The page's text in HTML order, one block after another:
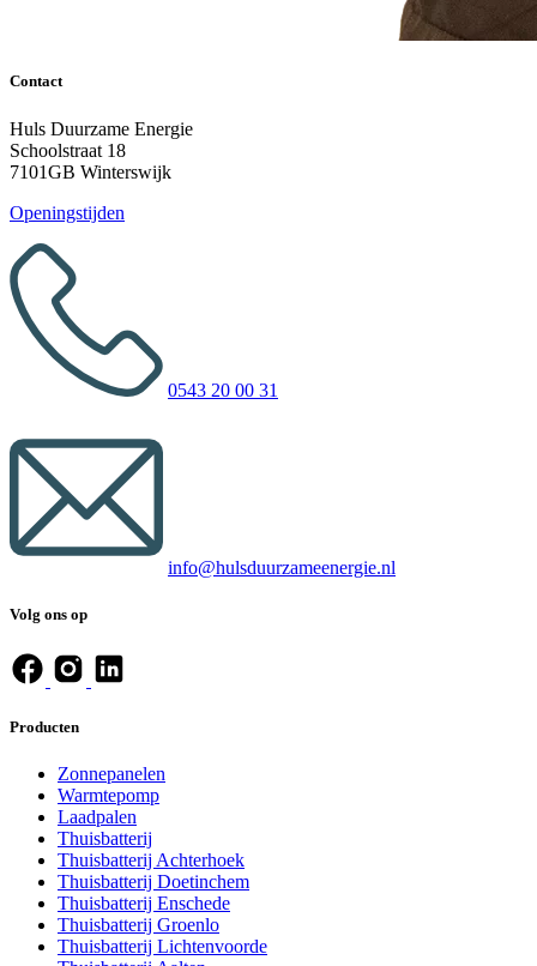
Contact
Huls Duurzame Energie
Schoolstraat 18
7101GB Winterswijk
Openingstijden
0543 20 00 31
info@hulsduurzameenergie.nl
Volg on​s op
Producten
Zonnepanelen
Warmtepomp
Laadpalen
Thuisbatterij
Thuisbatterij Achterhoek
Thuisbatterij Doetinchem
Thuisbatterij Enschede
Thuisbatterij Groenlo
Thuisbatterij Lichtenvoorde